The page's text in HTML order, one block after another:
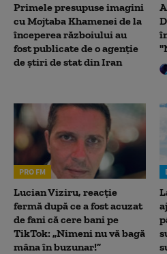
Primele presupuse imagini
cu Mojtaba Khamenei de la
începerea războiului au
fost publicate de o agenție
de știri de stat din Iran
PRO FM
Lucian Viziru, reacție
fermă după ce a fost acuzat
de fani că cere bani pe
TikTok: „Nimeni nu vă bagă
mâna în buzunar!”